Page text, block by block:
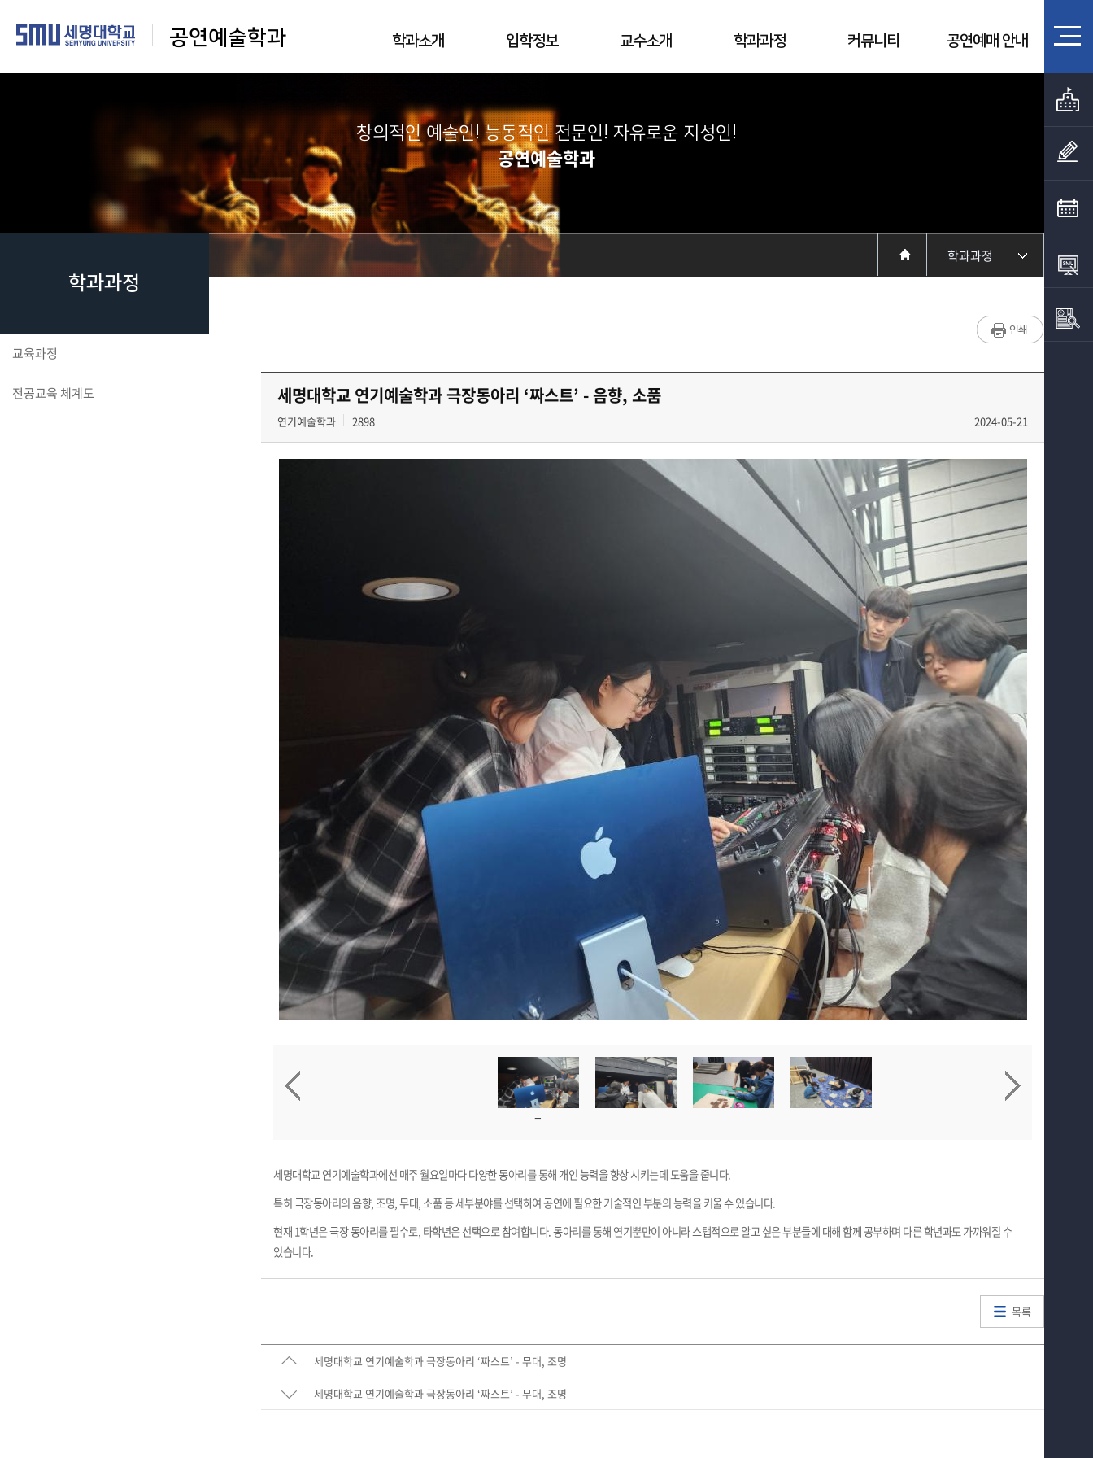
공연예술학과 학과소개 입학정보 교수소개 학과과정 커뮤니티 공연예매 안내
창의적인 예술인! 능동적인 전문인! 자유로운 지성인!
공연예술학과
학과과정
교육과정
전공교육 체계도
학과과정
입학정보
교수소개
커뮤니티
공연예매 안내
홈페이지가이드
세명대학교 연기예술학과 극장동아리 ‘짜스트’ - 음향, 소품
연기예술학과 2898 2024-05-21
세명대학교 연기예술학과에선 매주 월요일마다 다양한 동아리를 통해 개인 능력을 향상 시키는데 도움을 줍니다.
특히 극장동아리의 음향, 조명, 무대, 소품 등 세부분야를 선택하여 공연에 필요한 기술적인 부분의 능력을 키울 수 있습니다.
현재 1학년은 극장 동아리를 필수로, 타학년은 선택으로 참여합니다. 동아리를 통해 연기뿐만이 아니라 스탭적으로 알고 싶은 부분들에 대해 함께 공부하며 다른 학년과도 가까워질 수
있습니다.
목록
세명대학교 연기예술학과 극장동아리 ‘짜스트’ - 무대, 조명
세명대학교 연기예술학과 극장동아리 ‘짜스트’ - 무대, 조명